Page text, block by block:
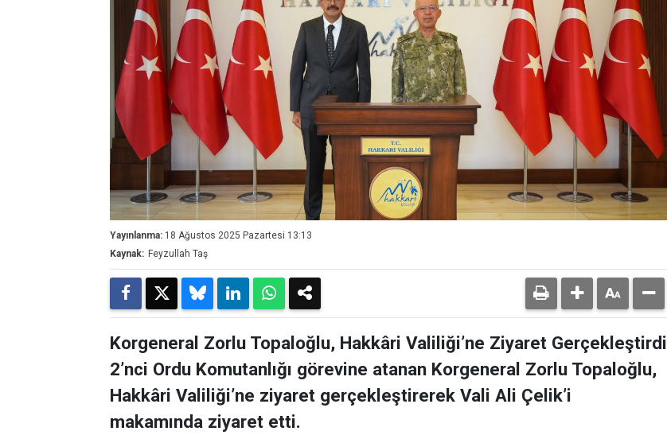
Yayınlanma: 18 Ağustos 2025 Pazartesi 13:13
Kaynak: Feyzullah Taş
Korgeneral Zorlu Topaloğlu, Hakkâri Valiliği’ne Ziyaret Gerçekleştirdi
2’nci Ordu Komutanlığı görevine atanan Korgeneral Zorlu Topaloğlu,
Hakkâri Valiliği’ne ziyaret gerçekleştirerek Vali Ali Çelik’i
makamında ziyaret etti.